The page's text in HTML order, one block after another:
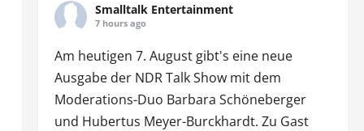
Smalltalk Entertainment
7 hours ago
Am heutigen 7. August gibt's eine neue
Ausgabe der NDR Talk Showmit dem
Moderations-Duo Barbara Schöneberger
und Hubertus Meyer-Burckhardt. Zu Gast